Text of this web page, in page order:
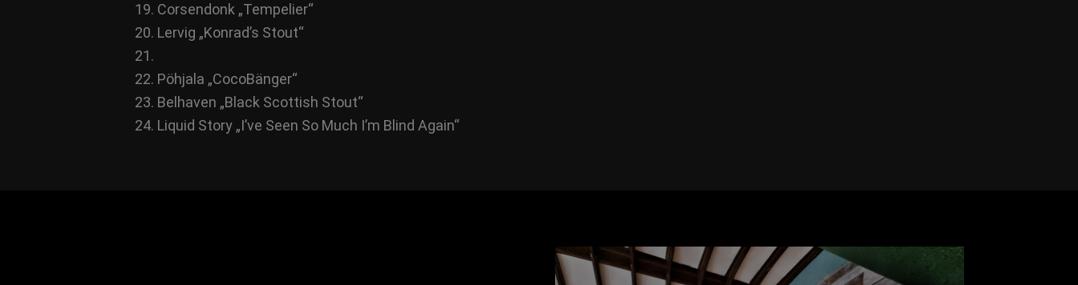
Corsendonk „Tempelier“
Lervig „Konrad’s Stout“
Pöhjala „CocoBänger“
Belhaven „Black Scottish Stout“
Liquid Story „I’ve Seen So Much I’m Blind Again“